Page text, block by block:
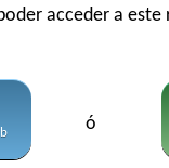
acceder a este
ó